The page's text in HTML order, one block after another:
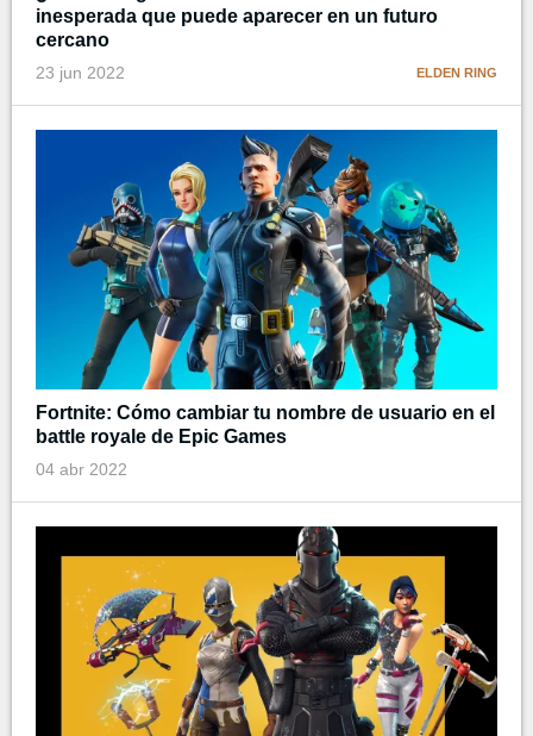
inesperada que puede aparecer en un futuro
cercano
23 jun 2022 ELDEN RING
Fortnite: Cómo cambiar tu nombre de usuario en el
battle royale de Epic Games
04 abr 2022